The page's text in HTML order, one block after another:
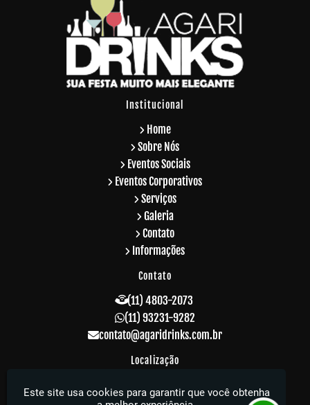
Institucional
Home
Sobre Nós
Eventos Sociais
Eventos Corporativos
Serviços
Galeria
Contato
Informações
Contato
(11) 4803-2073
(11) 93231-9282
contato@agaridrinks.com.br
Localização
R. Acre, 229 - Vila Rosalia - Guarulhos / SP -
CEP: 07064-010
Este site usa cookies para garantir que você obtenha